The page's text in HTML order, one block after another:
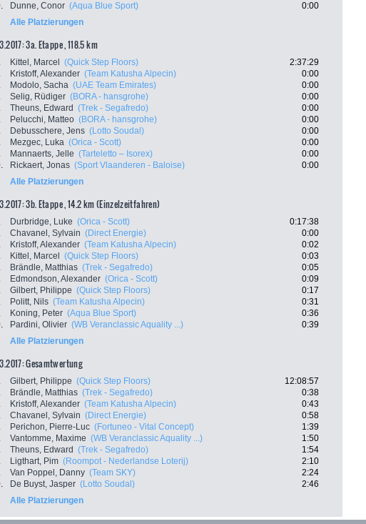
Dunne, Conor (Aqua Blue Sport)
0:00
Alle Platzierungen
3a. Etappe , 118.5 km
Kittel, Marcel (Quick Step Floors)
2:37:29
Kristoff, Alexander (Team Katusha Alpecin)
0:00
Modolo, Sacha (UAE Team Emirates)
0:00
Selig, Rüdiger (BORA - hansgrohe)
0:00
Theuns, Edward (Trek - Segafredo)
0:00
Pelucchi, Matteo (BORA - hansgrohe)
0:00
Debusschere, Jens (Lotto Soudal)
0:00
Mezgec, Luka (Orica - Scott)
0:00
Mannaerts, Jelle (Tarteletto – Isorex)
0:00
Rickaert, Jonas (Sport Vlaanderen - Baloise)
0:00
Alle Platzierungen
3b. Etappe , 14.2 km (Einzelzeitfahren)
Durbridge, Luke (Orica - Scott)
0:17:38
Chavanel, Sylvain (Direct Energie)
0:00
Kristoff, Alexander (Team Katusha Alpecin)
0:02
Kittel, Marcel (Quick Step Floors)
0:03
Brändle, Matthias (Trek - Segafredo)
0:05
Edmondson, Alexander (Orica - Scott)
0:09
Gilbert, Philippe (Quick Step Floors)
0:17
Politt, Nils (Team Katusha Alpecin)
0:31
Koning, Peter (Aqua Blue Sport)
0:36
Pardini, Olivier (WB Veranclassic Aquality ...)
0:39
Alle Platzierungen
Gesamtwertung
Gilbert, Philippe (Quick Step Floors)
12:08:57
Brändle, Matthias (Trek - Segafredo)
0:38
Kristoff, Alexander (Team Katusha Alpecin)
0:43
Chavanel, Sylvain (Direct Energie)
0:58
Perichon, Pierre-Luc (Fortuneo - Vital Concept)
1:39
Vantomme, Maxime (WB Veranclassic Aquality ...)
1:50
Theuns, Edward (Trek - Segafredo)
1:54
Ligthart, Pim (Roompot - Nederlandse Loterij)
2:10
Van Poppel, Danny (Team SKY)
2:24
De Buyst, Jasper (Lotto Soudal)
2:46
Alle Platzierungen